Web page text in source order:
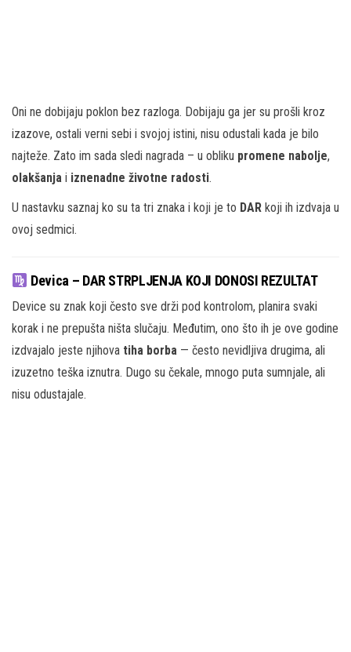
Oni ne dobijaju poklon bez razloga. Dobijaju ga jer su prošli kroz
izazove, ostali verni sebi i svojoj istini, nisu odustali kada je bilo
najteže. Zato im sada sledi nagrada – u obliku promene nabolje,
olakšanja i iznenadne životne radosti.
U nastavku saznaj ko su ta tri znaka i koji je to DAR koji ih izdvaja u
ovoj sedmici.
Devica – DAR STRPLJENJA KOJI DONOSI REZULTAT
Device su znak koji često sve drži pod kontrolom, planira svaki
korak i ne prepušta ništa slučaju. Međutim, ono što ih je ove godine
izdvajalo jeste njihova tiha borba — često nevidljiva drugima, ali
izuzetno teška iznutra. Dugo su čekale, mnogo puta sumnjale, ali
nisu odustajale.